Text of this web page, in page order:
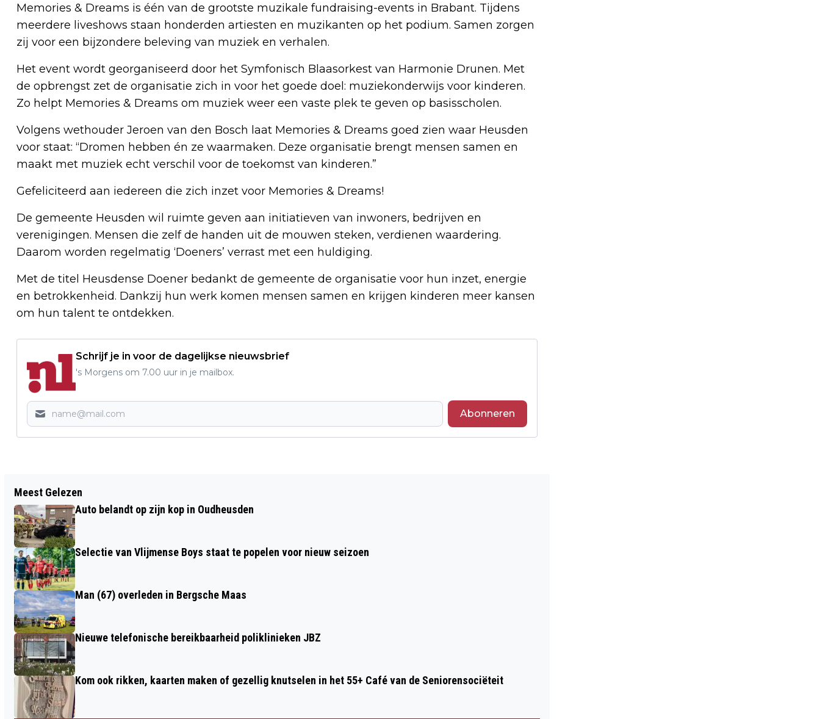
Memories & Dreams is één van de grootste muzikale fundraising-events in Brabant. Tijdens
meerdere liveshows staan honderden artiesten en muzikanten op het podium. Samen zorgen
zij voor een bijzondere beleving van muziek en verhalen.
Het event wordt georganiseerd door het Symfonisch Blaasorkest van Harmonie Drunen. Met
de opbrengst zet de organisatie zich in voor het goede doel: muziekonderwijs voor kinderen.
Zo helpt Memories & Dreams om muziek weer een vaste plek te geven op basisscholen.
Volgens wethouder Jeroen van den Bosch laat Memories & Dreams goed zien waar Heusden
voor staat: “Dromen hebben én ze waarmaken. Deze organisatie brengt mensen samen en
maakt met muziek echt verschil voor de toekomst van kinderen.”
Gefeliciteerd aan iedereen die zich inzet voor Memories & Dreams!
De gemeente Heusden wil ruimte geven aan initiatieven van inwoners, bedrijven en
verenigingen. Mensen die zelf de handen uit de mouwen steken, verdienen waardering.
Daarom worden regelmatig ‘Doeners’ verrast met een huldiging.
Met de titel Heusdense Doener bedankt de gemeente de organisatie voor hun inzet, energie
en betrokkenheid. Dankzij hun werk komen mensen samen en krijgen kinderen meer kansen
om hun talent te ontdekken.
Schrijf je in voor de dagelijkse nieuwsbrief
's Morgens om 7.00 uur in je mailbox.
Abonneren
LEZING ‘BEGRAVEN EN
BEGRAAFPLAATSEN IN HEUSDEN’
Meest Gelezen
Auto belandt op zijn kop in Oudheusden
Selectie van Vlijmense Boys staat te popelen voor nieuw seizoen
Man (67) overleden in Bergsche Maas
Nieuwe telefonische bereikbaarheid poliklinieken JBZ
Kom ook rikken, kaarten maken of gezellig knutselen in het 55+ Café van de Seniorensociëteit